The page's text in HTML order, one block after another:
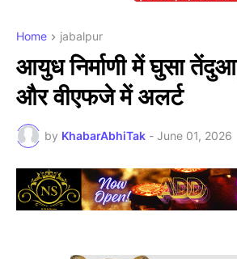
Home jabalpur
आयुध निर्माणी में घुसा
और वीएफजे में अलर्ट
by KhabarAbhiTak - June 01, 2026